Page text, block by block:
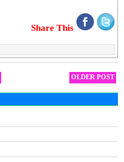
Share This
OLDER POST